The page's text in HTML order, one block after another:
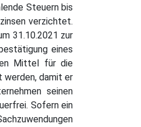
Steuern bis
verzichtet.
31.10.2021 zur
eines
Mittel für die
werden, damit er
seinen
Sofern ein